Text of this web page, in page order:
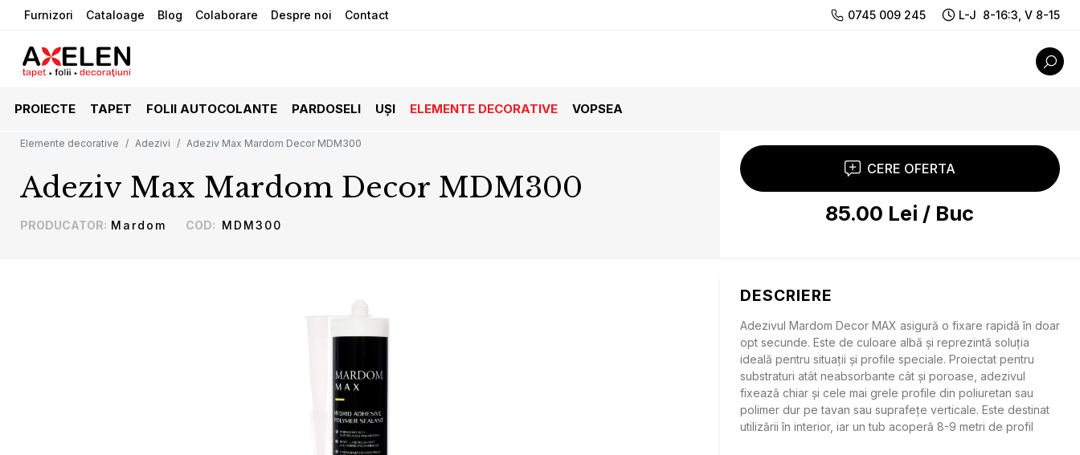
Furnizori Cataloage Blog Colaborare Despre noi Contact 0745 009 245 L-J 8-16:3, V 8-15
PROIECTE TAPET FOLII AUTOCOLANTE PARDOSELI UȘI ELEMENTE DECORATIVE VOPSEA
Elemente decorative Adezivi Adeziv Max Mardom Decor MDM300
CERE OFERTA
85.00 Lei / Buc
Adeziv Max Mardom Decor MDM300
PRODUCATOR: Mardom COD: MDM300
DESCRIERE
Adezivul Mardom Decor MAX asigură o fixare rapidă în doar
opt secunde. Este de culoare albă și reprezintă soluția
ideală pentru situații și profile speciale. Proiectat pentru
substraturi atât neabsorbante cât și poroase, adezivul
fixează chiar și cele mai grele profile din poliuretan sau
polimer dur pe tavan sau suprafețe verticale. Este destinat
utilizării în interior, iar un tub acoperă 8-9 metri de profil